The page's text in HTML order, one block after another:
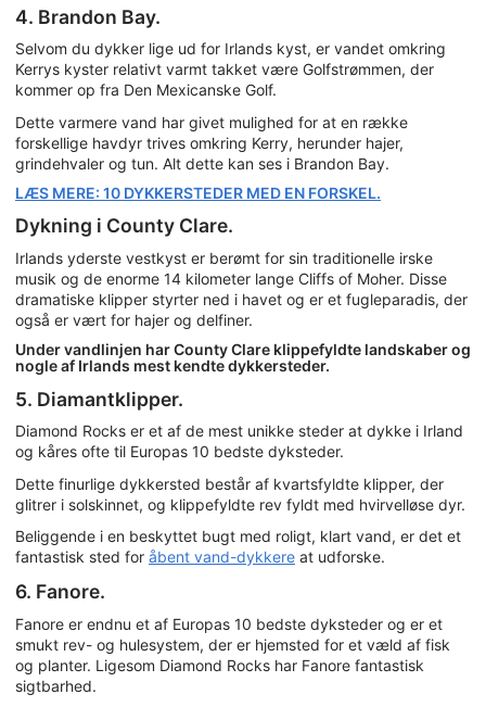
4. Brandon Bay.
Selvom du dykker lige ud for Irlands kyst, er vandet omkring
Kerrys kyster relativt varmt takket være Golfstrømmen, der
kommer op fra Den Mexicanske Golf.
Dette varmere vand har givet mulighed for at en række
forskellige havdyr trives omkring Kerry, herunder hajer,
grindehvaler og tun. Alt dette kan ses i Brandon Bay.
LÆS MERE: 10 DYKKERSTEDER MED EN FORSKEL.
Dykning i County Clare.
Irlands yderste vestkyst er berømt for sin traditionelle irske
musik og de enorme 14 kilometer lange Cliffs of Moher. Disse
dramatiske klipper styrter ned i havet og er et fugleparadis, der
også er vært for hajer og delfiner.
Under vandlinjen har County Clare klippefyldte landskaber og
nogle af Irlands mest kendte dykkersteder.
5. Diamantklipper.
Diamond Rocks er et af de mest unikke steder at dykke i Irland
og kåres ofte til Europas 10 bedste dyksteder.
Dette finurlige dykkersted består af kvartsfyldte klipper, der
glitrer i solskinnet, og klippefyldte rev fyldt med hvirvelløse dyr.
Beliggende i en beskyttet bugt med roligt, klart vand, er det et
fantastisk sted for åbent vand-dykkere at udforske.
6. Fanore.
Fanore er endnu et af Europas 10 bedste dyksteder og er et
smukt rev- og hulesystem, der er hjemsted for et væld af fisk
og planter. Ligesom Diamond Rocks har Fanore fantastisk
sigtbarhed.